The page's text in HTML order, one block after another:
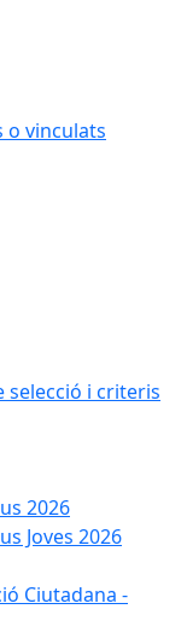
o vinculats
selecció i criteris
2026
Joves 2026
Ciutadana -